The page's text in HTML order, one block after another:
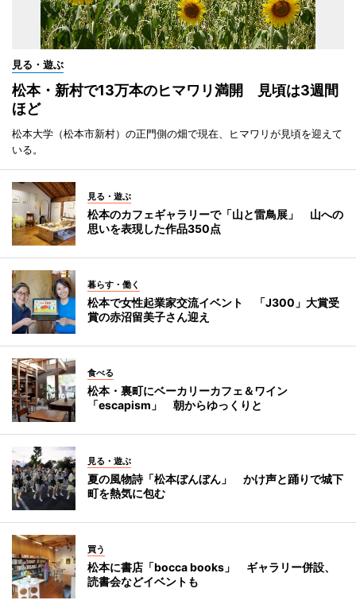
見る・遊ぶ
松本・新村で13万本のヒマワリ満開 見頃は3週間
ほど
松本大学（松本市新村）の正門側の畑で現在、ヒマワリが見頃を迎えて
いる。
見る・遊ぶ
松本のカフェギャラリーで「山と雷鳥展」 山への
思いを表現した作品350点
暮らす・働く
松本で女性起業家交流イベント 「J300」大賞受
賞の赤沼留美子さん迎え
食べる
松本・裏町にベーカリーカフェ＆ワイン
「escapism」 朝からゆっくりと
見る・遊ぶ
夏の風物詩「松本ぼんぼん」 かけ声と踊りで城下
町を熱気に包む
買う
松本に書店「bocca books」 ギャラリー併設、
読書会などイベントも